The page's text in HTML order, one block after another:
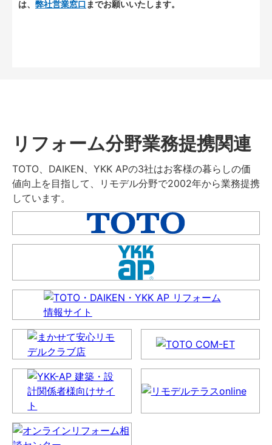
は、 弊社営業窓口 までお願いいたします。
リフォーム分野業務提携関連
TOTO、DAIKEN、YKK APの3社はお客様の暮らしの価
値向上を目指して、リモデル分野で2002年から業務提携
しています。